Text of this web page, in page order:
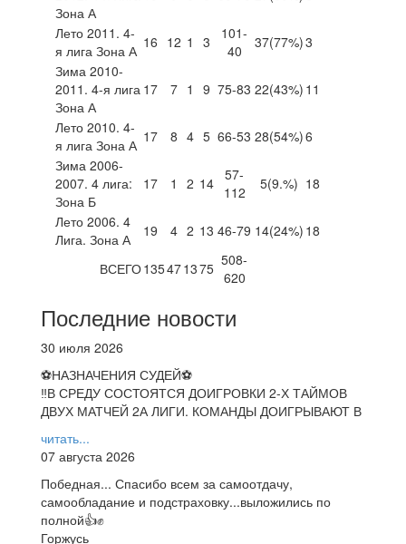
Зона А
Лето 2011. 4-
я лига Зона А 16 12 1 3
101-
40
37(77%)3
Зима 2010-
2011. 4-я лига
Зона А
17 7 1 9 75-83 22(43%) 11
Лето 2010. 4-
я лига Зона А 17 8 4 5 66-53 28(54%)6
Зима 2006-
2007. 4 лига:
Зона Б
17 1 2 14 57-
112
5(9.%) 18
Лето 2006. 4
Лига. Зона А
19 4 2 13 46-79 14(24%) 18
ВСЕГО135471375 508-
620
Последние новости
30 июля 2026
⚽НАЗНАЧЕНИЯ СУДЕЙ⚽
‼В СРЕДУ СОСТОЯТСЯ ДОИГРОВКИ 2-Х ТАЙМОВ
ДВУХ МАТЧЕЙ 2А ЛИГИ. КОМАНДЫ ДОИГРЫВАЮТ В
читать...
07 августа 2026
Победная... Спасибо всем за самоотдачу,
самообладание и подстраховку...выложились по
полной👍✊
Горжусь